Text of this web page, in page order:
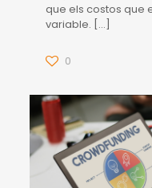
que els costos que
variable. […]
0